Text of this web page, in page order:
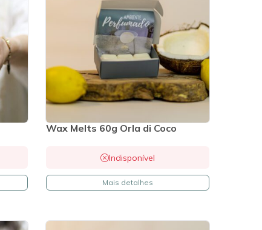
Wax Melts 60g Orla di Coco
Indisponível
Mais detalhes